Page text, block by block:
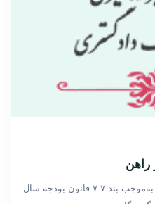
راهن
اخذ وکالت بلاعزل بانک ها از راهن ، به‌موجب بند ۷-۷ قانون بودجه سال